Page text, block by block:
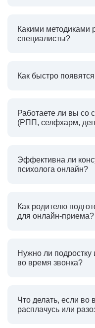
Какими методиками
специалисты?
Как быстро
Работаете ли вы со
(РПП, селфхарм,
Эффективна ли
психолога онлайн?
Как родителю
для онлайн-приема?
Нужно ли подростку
во время звонка?
Что делать, если во
расплачусь или